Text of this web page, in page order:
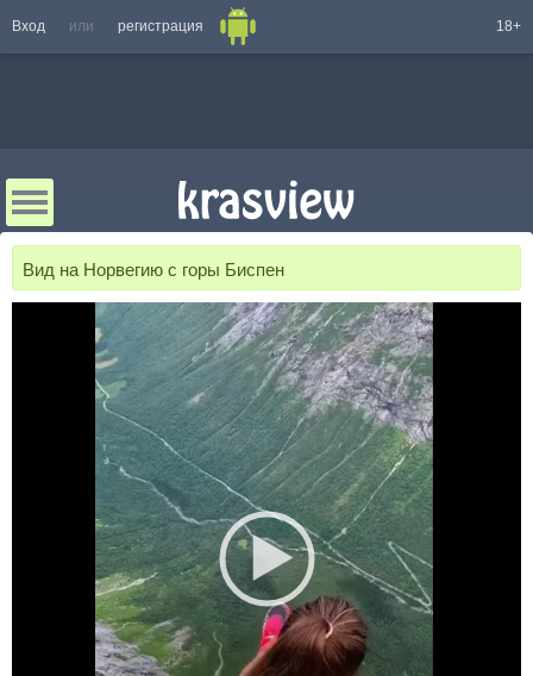
Вход или регистрация 18+
Вид на Норвегию с горы Биспен